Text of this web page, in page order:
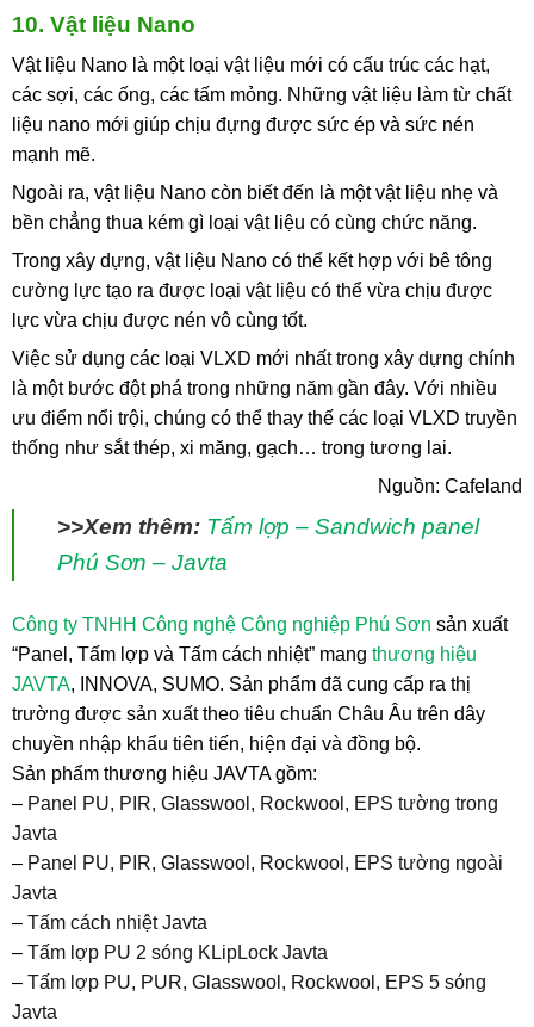
10. Vật liệu Nano
Vật liệu Nano là một loại vật liệu mới có cấu trúc các hạt,
các sợi, các ống, các tấm mỏng. Những vật liệu làm từ chất
liệu nano mới giúp chịu đựng được sức ép và sức nén
mạnh mẽ.
Ngoài ra, vật liệu Nano còn biết đến là một vật liệu nhẹ và
bền chẳng thua kém gì loại vật liệu có cùng chức năng.
Trong xây dựng, vật liệu Nano có thể kết hợp với bê tông
cường lực tạo ra được loại vật liệu có thể vừa chịu được
lực vừa chịu được nén vô cùng tốt.
Việc sử dụng các loại VLXD mới nhất trong xây dựng chính
là một bước đột phá trong những năm gần đây. Với nhiều
ưu điểm nổi trội, chúng có thể thay thế các loại VLXD truyền
thống như sắt thép, xi măng, gạch… trong tương lai.
Nguồn: Cafeland
>>Xem thêm: Tấm lợp – Sandwich panel
Phú Sơn – Javta
Công ty TNHH Công nghệ Công nghiệp Phú Sơn sản xuất
“Panel, Tấm lợp và Tấm cách nhiệt” mang thương hiệu
JAVTA, INNOVA, SUMO. Sản phẩm đã cung cấp ra thị
trường được sản xuất theo tiêu chuẩn Châu Âu trên dây
chuyền nhập khẩu tiên tiến, hiện đại và đồng bộ.
Sản phẩm thương hiệu JAVTA gồm:
– Panel PU, PIR, Glasswool, Rockwool, EPS tường trong
Javta
– Panel PU, PIR, Glasswool, Rockwool, EPS tường ngoài
Javta
– Tấm cách nhiệt Javta
– Tấm lợp PU 2 sóng KLipLock Javta
– Tấm lợp PU, PUR, Glasswool, Rockwool, EPS 5 sóng
Javta